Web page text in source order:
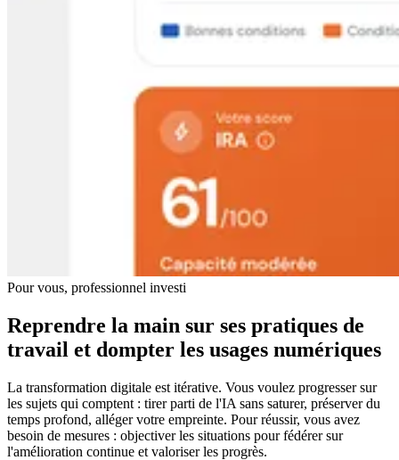
Pour vous, professionnel investi
Reprendre la main sur ses pratiques de
travail et dompter les usages numériques
La transformation digitale est itérative. Vous voulez progresser sur
les sujets qui comptent : tirer parti de l'IA sans saturer, préserver du
temps profond, alléger votre empreinte. Pour réussir, vous avez
besoin de mesures : objectiver les situations pour fédérer sur
l'amélioration continue et valoriser les progrès.